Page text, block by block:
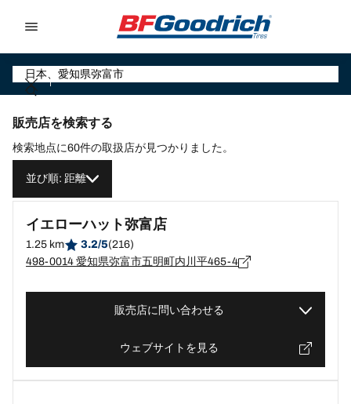
販売店を検索する
検索地点に60件の取扱店が見つかりました。
並び順: 距離
イエローハット弥富店
1.25 km 3.2/5(216)
498-0014 愛知県弥富市五明町内川平465-4
販売店に問い合わせる
ウェブサイトを見る